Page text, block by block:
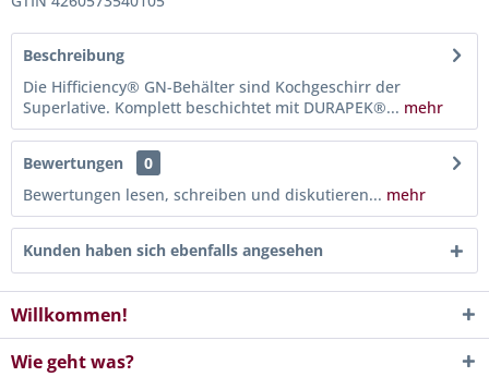
Beschreibung
Die Hifficiency® GN-Behälter sind Kochgeschirr der
Superlative. Komplett beschichtet mit DURAPEK®... mehr
Bewertungen
0
Bewertungen lesen, schreiben und diskutieren... mehr
Kunden haben sich ebenfalls angesehen
Willkommen!
Wie geht was?